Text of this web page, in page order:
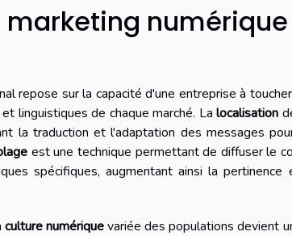
numérique
repose sur la capacité d'une entreprise à
linguistiques de chaque marché. Lalocalisation
la traduction et l'adaptation des messages
est une technique permettant de diffuser le
spécifiques, augmentant ainsi la pertinence
culture numériquevariée des populations devient